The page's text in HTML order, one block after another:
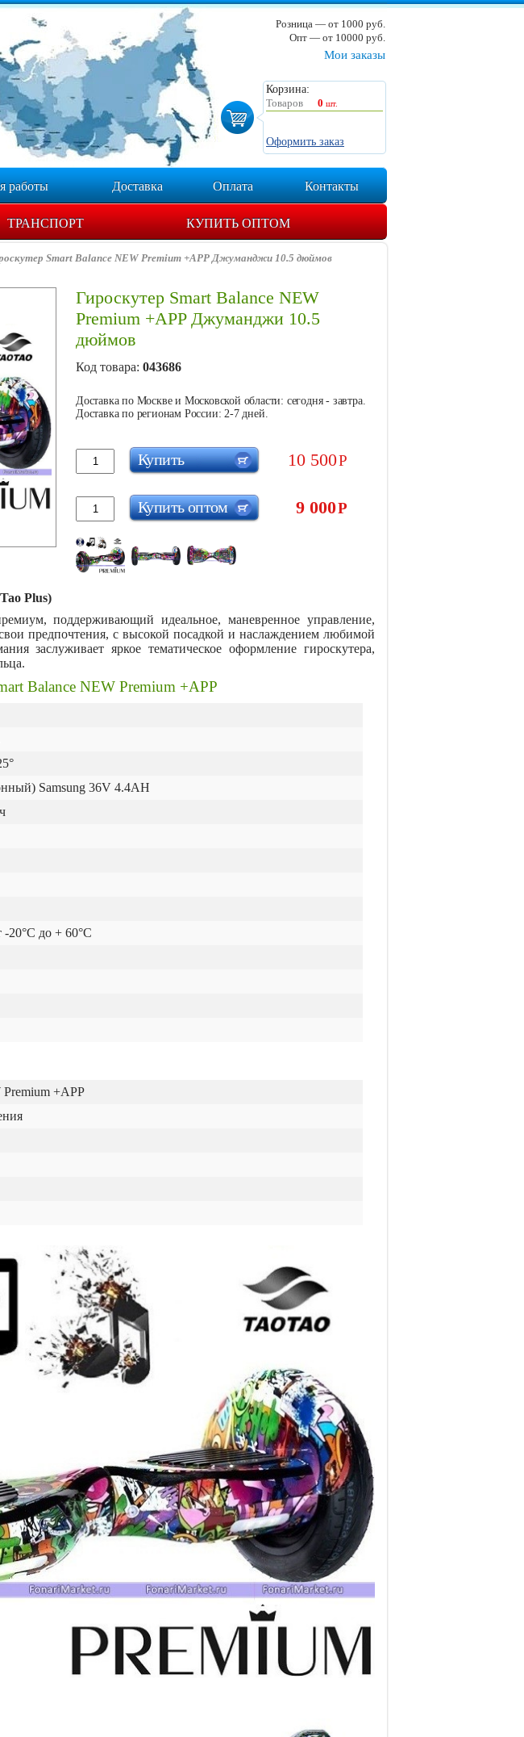
Мои заказы
Корзина:
Товаров
0 шт.
Оформить заказ
Розница — от 1000 руб.
Опт — от 10000 руб.
работы Доставка Оплата Контакты
ТРАНСПОРТ КУПИТЬ ОПТОМ
Smart Balance NEW Premium +APP Джуманджи 10.5 дюймов
Гироскутер Smart Balance NEW
Premium +APP Джуманджи 10.5
дюймов
Код товара: 043686
Доставка по Москве и Московской области: сегодня - завтра.
Доставка по регионам России: 2-7 дней.
10 500Р
Купить
9 000Р
Купить оптом
Plus)
поддерживающий идеальное, маневренное управление,
предпочтения, с высокой посадкой и наслаждением любимой
заслуживает яркое тематическое оформление гироскутера,
Balance NEW Premium +APP
Samsung 36V 4.4AH
-20°C до + 60°C
Premium +APP